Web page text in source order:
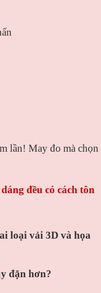
lần! May đo mà chọn
đều có cách tôn
loại vải 3D và họa
đặn hơn?